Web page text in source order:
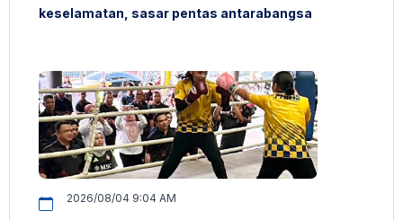
keselamatan, sasar pentas antarabangsa
2026/08/04 9:04 AM